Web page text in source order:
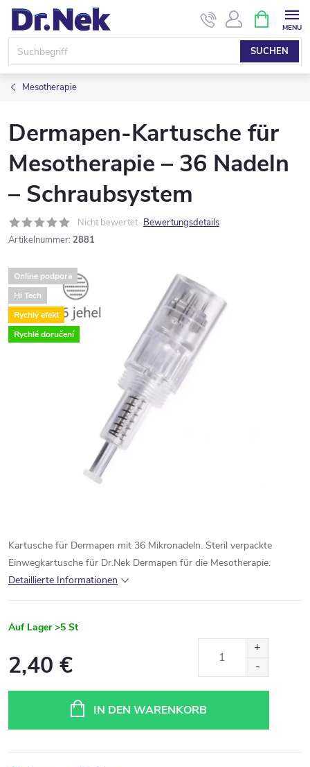
Zum
Inhalt
springen
SUCHEN
Mesotherapie
Dermapen-Kartusche für
Mesotherapie – 36 Nadeln
– Schraubsystem
Nicht bewertet Bewertungsdetails
Artikelnummer: 2881
Online podpora
Hi Tech
Rychlý efekt
Rychlé doručení
Kartusche für Dermapen mit 36 Mikronadeln. Steril verpackte
Einwegkartusche für Dr.Nek Dermapen für die Mesotherapie.
Detaillierte Informationen
Auf Lager >5 St
2,40 €
IN DEN WARENKORB